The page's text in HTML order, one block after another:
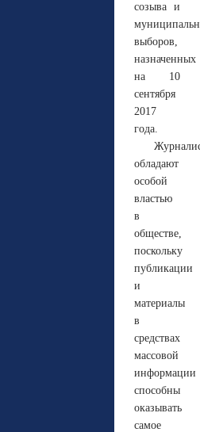
созыва и
выборов,
назначенных
на 10
сентября
2017
года.
обладают
особой
властью
в
обществе,
поскольку
публикации
и
материалы
в
средствах
массовой
информации
способны
оказывать
самое